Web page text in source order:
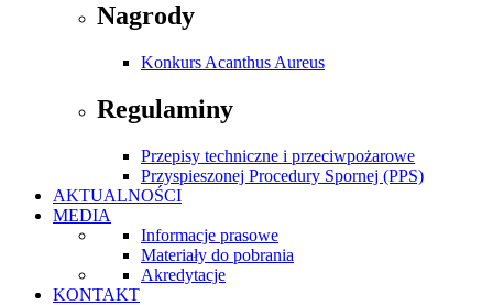
Nagrody
Konkurs Acanthus Aureus
Regulaminy
Przepisy techniczne i przeciwpożarowe
Przyspieszonej Procedury Spornej (PPS)
AKTUALNOŚCI
MEDIA
Informacje prasowe
Materiały do pobrania
Akredytacje
KONTAKT